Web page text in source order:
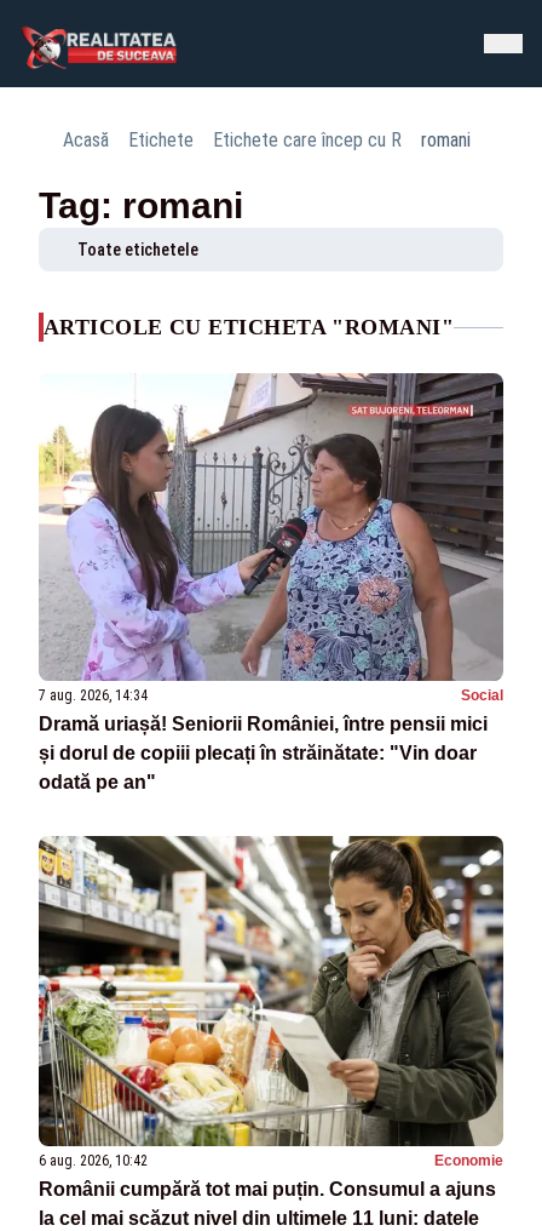
Acasă Etichete Etichete care încep cu R romani
Tag: romani
Toate etichetele
ARTICOLE CU ETICHETA "ROMANI"
7 aug. 2026, 14:34 Social
Dramă uriașă! Seniorii României, între pensii mici
și dorul de copiii plecați în străinătate: "Vin doar
odată pe an"
6 aug. 2026, 10:42 Economie
Românii cumpără tot mai puțin. Consumul a ajuns
la cel mai scăzut nivel din ultimele 11 luni: datele